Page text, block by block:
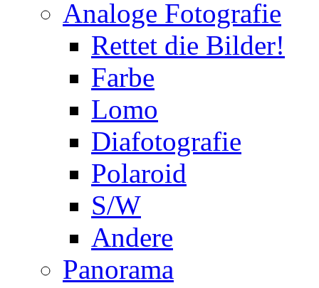
Analoge Fotografie
Rettet die Bilder!
Farbe
Lomo
Diafotografie
Polaroid
S/W
Andere
Panorama